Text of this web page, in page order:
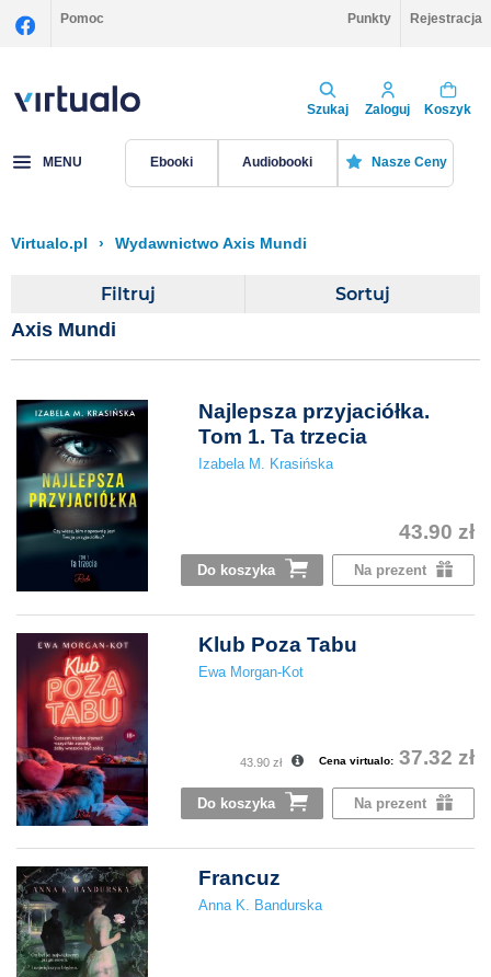
Pomoc Punkty Rejestracja
Szukaj Zaloguj Koszyk
MENU Ebooki Audiobooki Nasze Ceny
Virtualo.pl › Wydawnictwo Axis Mundi
Filtruj Sortuj
Axis Mundi
Najlepsza przyjaciółka.
Tom 1. Ta trzecia
Izabela M. Krasińska
43.90 zł
Do koszyka Na prezent
Klub Poza Tabu
Ewa Morgan-Kot
Cena virtualo: 37.32 zł
43.90 zł
Do koszyka Na prezent
Francuz
Anna K. Bandurska